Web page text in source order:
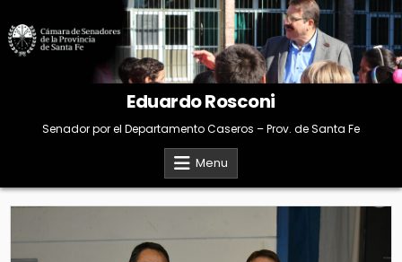
to
content
Eduardo Rosconi
Senador por el Departamento Caseros – Prov. de Santa Fe
Menu